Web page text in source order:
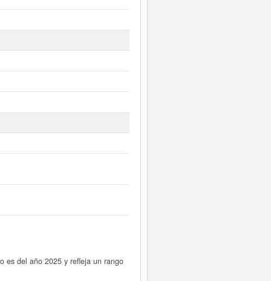
es del año 2025 y refleja un rango